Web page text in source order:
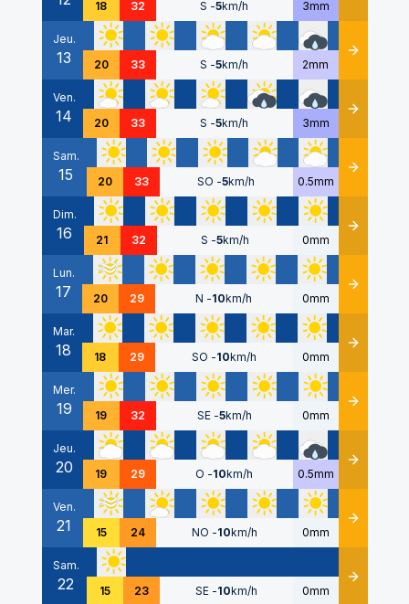
18 32 S -5km/h 3mm
Jeu.
13 20 33 S -5km/h 2mm Détails
Ven.
14 20 33 S -5km/h 3mm Détails
Sam.
15 20 33 SO -5km/h 0.5mm Détails
Dim.
16 21 32 S -5km/h 0mm Détails
Lun.
17 20 29 N -10km/h 0mm Détails
Mar.
18 18 29 SO -10km/h 0mm Détails
Mer.
19 19 32 SE -5km/h 0mm Détails
Jeu.
20 19 29 O -10km/h 0.5mm Détails
Ven.
21 15 24 NO -10km/h 0mm Détails
Sam.
22 15 23 SE -10km/h 0mm Détails